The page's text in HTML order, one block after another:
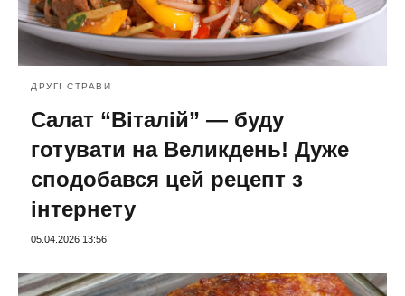
ДРУГІ СТРАВИ
Салат “Віталій” — буду
готувати на Великдень! Дуже
сподобався цей рецепт з
інтернету
05.04.2026 13:56